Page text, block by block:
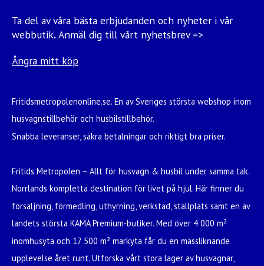
Ta del av våra bästa erbjudanden och nyheter i vår
webbutik.Anmäl dig till vårt nyhetsbrev =>
Ångra mitt köp
Fritidsmetropolenonline.se. En av Sveriges största webshop inom
husvagnstillbehör och husbilstillbehör.
Snabba leveranser, säkra betalningar och riktigt bra priser.
Fritids Metropolen – Allt för husvagn & husbil under samma tak.
Norrlands kompletta destination för livet på hjul. Här finner du
försäljning, förmedling, uthyrning, verkstad, ställplats samt en av
landets största KAMA Premium-butiker. Med över 4 000 m²
inomhusyta och 17 500 m² markyta får du en mässliknande
upplevelse året runt. Utforska vårt stora lager av husvagnar,